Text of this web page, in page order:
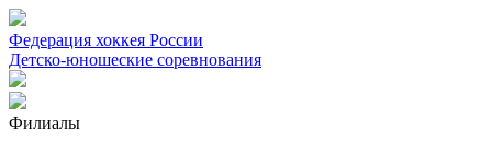
Федерация хоккея России
Детско-юношеские соревнования
Филиалы